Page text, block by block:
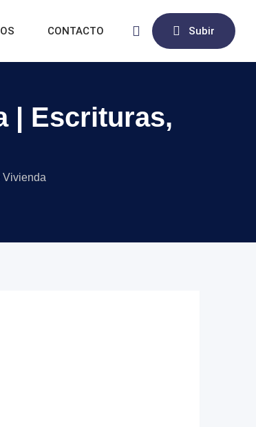
Subir
CONTACTO
| Escrituras,
Vivienda